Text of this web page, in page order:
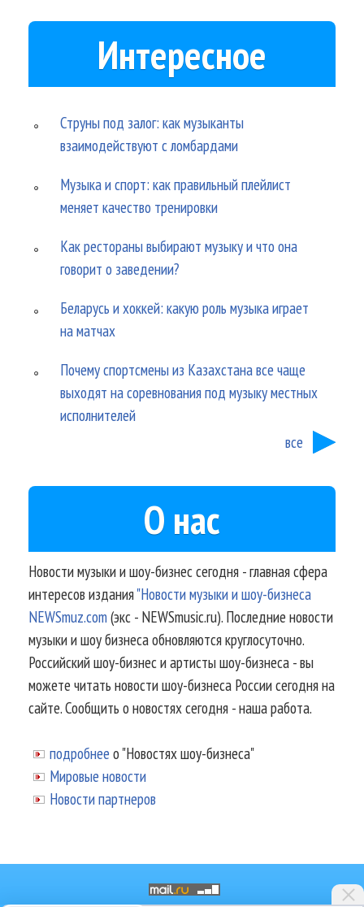
Интересное
Струны под залог: как музыканты
взаимодействуют с ломбардами
Музыка и спорт: как правильный плейлист
меняет качество тренировки
Как рестораны выбирают музыку и что она
говорит о заведении?
Беларусь и хоккей: какую роль музыка играет
на матчах
Почему спортсмены из Казахстана все чаще
выходят на соревнования под музыку местных
исполнителей
все
О нас
Новости музыки и шоу-бизнес сегодня - главная сфера
интересов издания"Новости музыки и шоу-бизнеса
NEWSmuz.com(экс - NEWSmusic.ru). Последние новости
музыки и шоу бизнеса обновляются круглосуточно.
Российский шоу-бизнес и артисты шоу-бизнеса - вы
можете читать новости шоу-бизнеса России сегодня на
сайте. Сообщить о новостях сегодня - наша работа.
подробнее о "Новостях шоу-бизнеса"
Мировые новости
Новости партнеров